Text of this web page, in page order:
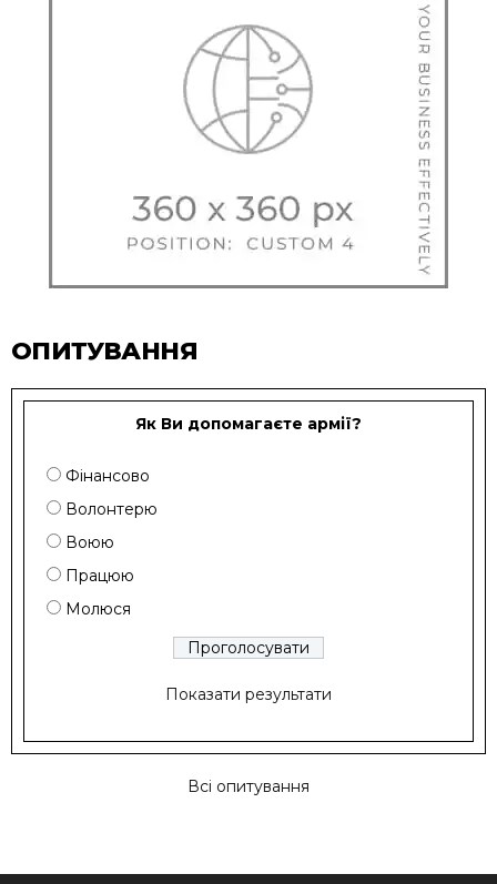
ОПИТУВАННЯ
Як Ви допомагаєте армії?
Фінансово
Волонтерю
Воюю
Працюю
Молюся
Показати результати
Всі опитування